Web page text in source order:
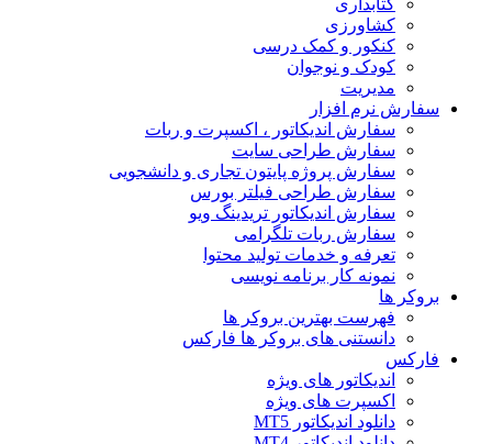
کشاورزی
کنکور و کمک‌ درسی
کودک و نوجوان
مدیریت
سفارش نرم افزار
سفارش اندیکاتور ، اکسپرت و ربات
سفارش طراحی سایت
سفارش پروژه پایتون تجاری و دانشجویی
سفارش طراحی فیلتر بورس
سفارش اندیکاتور تریدینگ ویو
سفارش ربات تلگرامی
تعرفه و خدمات تولید محتوا
نمونه کار برنامه نویسی
بروکر ها
فهرست بهترین بروکر ها
دانستنی های بروکر ها فارکس
فارکس
اندیکاتور های ویژه
اکسپرت های ویژه
دانلود اندیکاتور MT5